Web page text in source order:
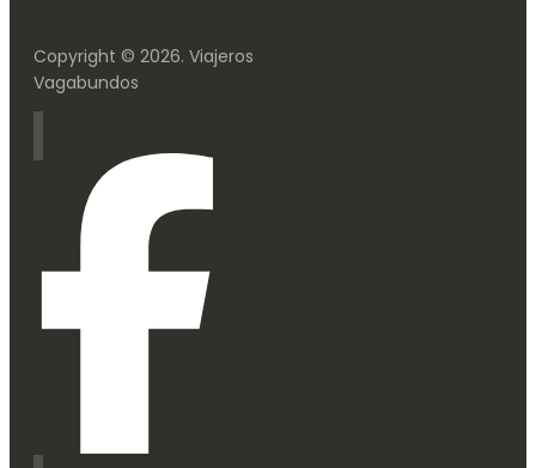
Copyright © 2026. Viajeros
Vagabundos